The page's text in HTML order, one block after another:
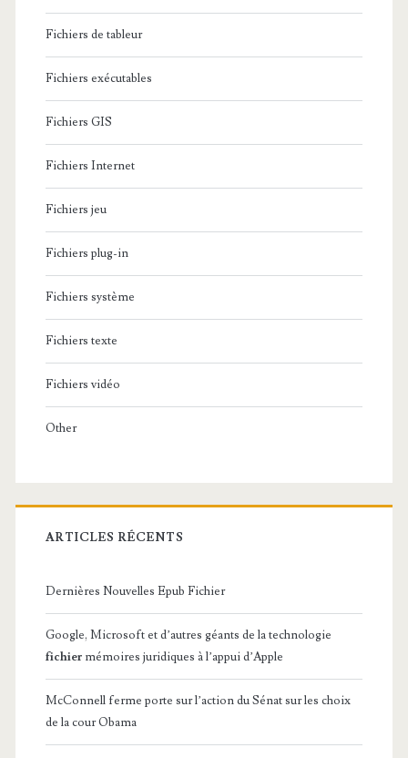
Fichiers de tableur
Fichiers exécutables
Fichiers GIS
Fichiers Internet
Fichiers jeu
Fichiers plug-in
Fichiers système
Fichiers texte
Fichiers vidéo
Other
ARTICLES RÉCENTS
Dernières Nouvelles Epub Fichier
Google, Microsoft et d’autres géants de la technologie
fichier mémoires juridiques à l’appui d’Apple
McConnell ferme porte sur l’action du Sénat sur les choix
de la cour Obama